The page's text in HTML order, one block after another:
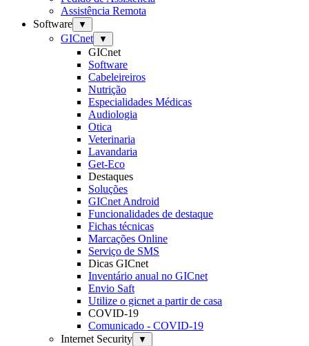
Assistência Remota
Software
▼
GICnet ▼
GICnet
Software
Cabeleireiros
Nutrição
Especialidades Médicas
Audiologia
Otica
Veterinaria
Lavandaria
Get-Eco
Destaques
Soluções
GICnet Android
Funcionalidades de destaque
Fichas técnicas
Marcações Online
Serviço de SMS
Dicas GICnet
Inventário anual no GICnet
Envio Saft
Utilize o gicnet a partir de casa
COVID-19
Comunicado - COVID-19
Internet Security
▼